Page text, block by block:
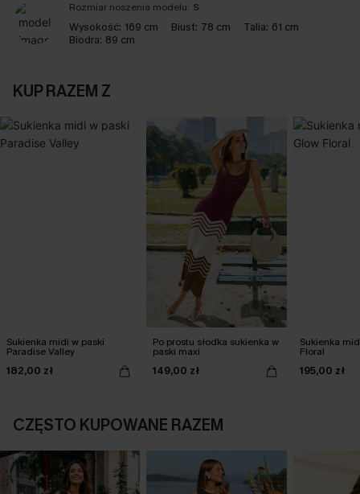
Rozmiar noszenia modelu: S
Wysokość: 169 cm Biust: 78 cm Talia: 61 cm
Biodra: 89 cm
KUP RAZEM Z
Sukienka midi w paski
Paradise Valley
182,00 zł
Po prostu słodka sukienka w
paski maxi
149,00 zł
Sukienka
Floral
195,00 zł
CZĘSTO KUPOWANE RAZEM